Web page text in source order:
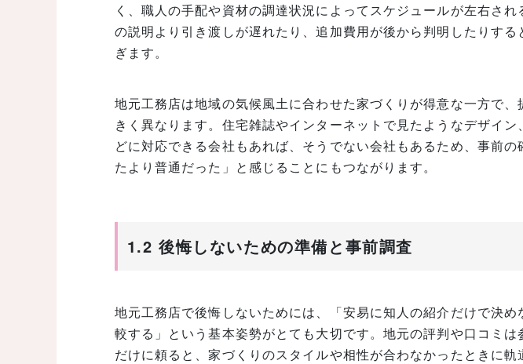
く、職人の手配や資材の調達状況によってスケジュールが左右さ
の説明より引き渡しが遅れたり、追加費用が後から判明したりする
ぎます。
地元工務店は地域の気候風土に合わせた家づくりが得意な一方で、
きく異なります。住宅雑誌やインターネットで見たようなデザイ
どに対応できる会社もあれば、そうでない会社もあるため、事前
たより普通だった」と感じることにもつながります。
1.2 後悔しないための準備と事前調査
地元工務店で後悔しないためには、「安易に知人の紹介だけで決
較する」という基本姿勢がとても大切です。地元の評判や口コミ
だけに頼ると、家づくりのスタイルや相性が合わなかったときに軌